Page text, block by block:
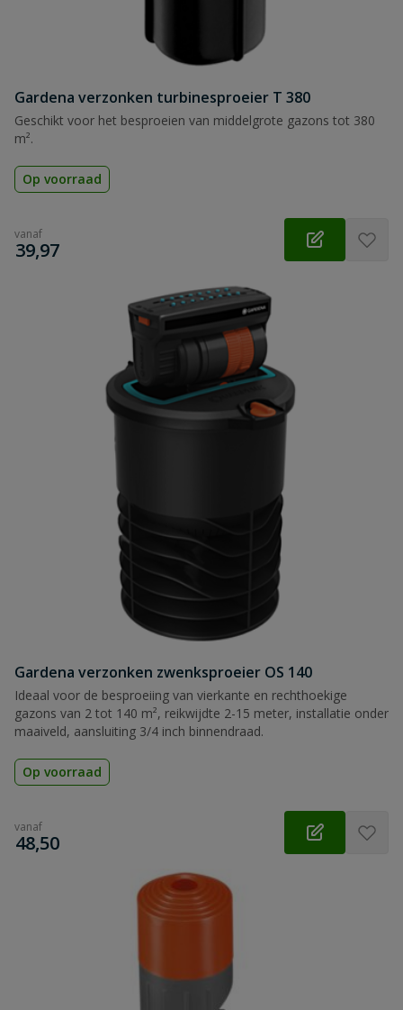
Gardena verzonken turbinesproeier T 380
Geschikt voor het besproeien van middelgrote gazons tot 380
m².
Op voorraad
vanaf
€
39,97
Gardena verzonken zwenksproeier OS 140
Ideaal voor de besproeiing van vierkante en rechthoekige
gazons van 2 tot 140 m², reikwijdte 2-15 meter, installatie onder
maaiveld, aansluiting 3/4 inch binnendraad.
Op voorraad
vanaf
€
48,50